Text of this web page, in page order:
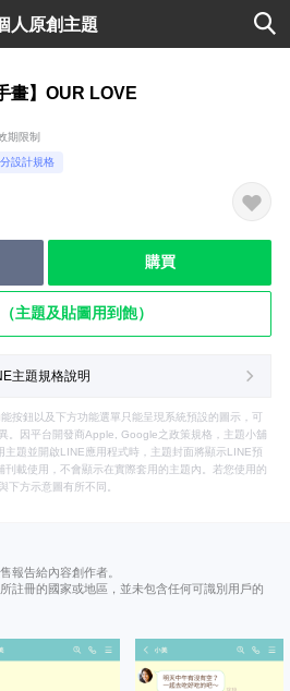
人原創主題
畫】OUR LOVE
期限制
設計規格
購買
主題及貼圖用到飽）
主題規格說明
按鈕以及下方功能選單只能呈現系統預設的圖示，可
。因平台開發商Apple, Google之政策規格，主題小舖
主題並開啟LINE應用程式時，主題封面將顯示LINE預
載使用，不會顯示在實際套用的主題內。若您使用的
下方示意圖有所不同。
報告給內容創作者。
註冊的國家或地區，並未包含任何可識別用戶的